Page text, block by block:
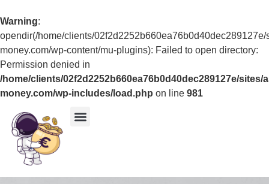
Warning:
opendir(/home/clients/02f2d2252b660ea76b0d40dec289127e/
money.com/wp-content/mu-plugins): Failed to open directory:
Permission denied in
/home/clients/02f2d2252b660ea76b0d40dec289127e/sites/
money.com/wp-includes/load.php on line 981